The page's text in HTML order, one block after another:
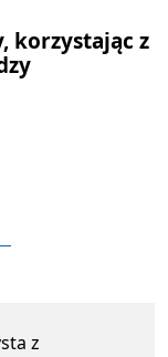
korzystając z
z